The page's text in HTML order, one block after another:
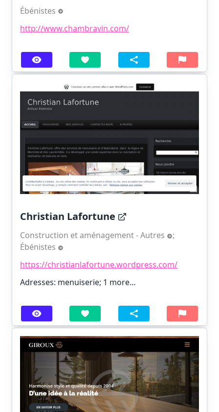
Ébénistes
http://www.chambravin.com/
Christian Lafortune
Construction et aménagement - Autres
;
Ébénistes
https://christianlafortune.wordpress.com/
Adresses: menuiserie; 1 more…